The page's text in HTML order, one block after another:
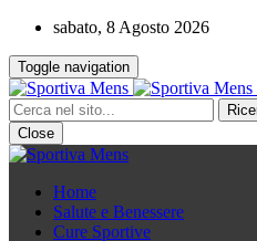
sabato, 8 Agosto 2026
Toggle navigation
Close
Home
Salute e Benessere
Cure Sportive